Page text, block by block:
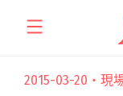
2015-03-20・ 現